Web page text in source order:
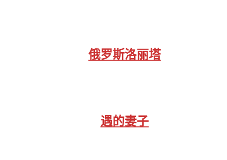
俄罗斯洛丽塔
遇的妻子